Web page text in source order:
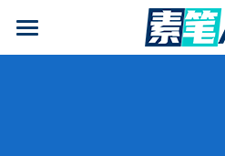
AI论文写作